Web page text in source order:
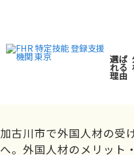
選ば
れる
理由
加古川市で
遣･紹介会
加古川市で外国人材の受
へ。外国人材のメリット